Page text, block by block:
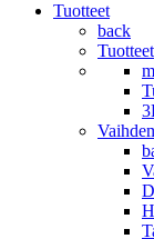
Tuotteet
back
Tuotteet